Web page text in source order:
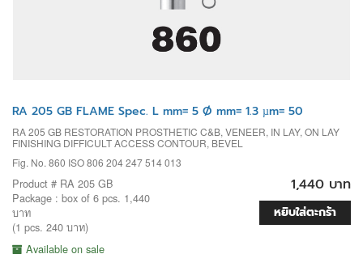
RA 205 GB FLAME Spec. L mm= 5 Ø mm= 1.3 µm= 50
RA 205 GB RESTORATION PROSTHETIC C&B, VENEER, IN LAY, ON LAY
FINISHING DIFFICULT ACCESS CONTOUR, BEVEL
Fig. No. 860 ISO 806 204 247 514 013
Product # RA 205 GB
Package : box of 6 pcs. 1,440
บาท
(1 pcs. 240 บาท)
Available on sale
1,440 บาท
หยิบใส่ตะกร้า